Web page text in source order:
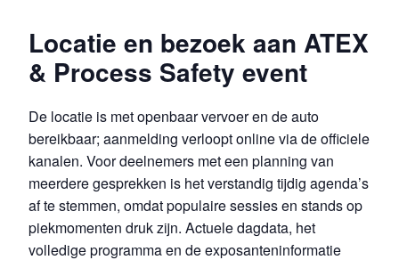
Locatie en bezoek aan ATEX
& Process Safety event
De locatie is met openbaar vervoer en de auto
bereikbaar; aanmelding verloopt online via de officiele
kanalen. Voor deelnemers met een planning van
meerdere gesprekken is het verstandig tijdig agenda’s
af te stemmen, omdat populaire sessies en stands op
piekmomenten druk zijn. Actuele dagdata, het
volledige programma en de exposanteninformatie